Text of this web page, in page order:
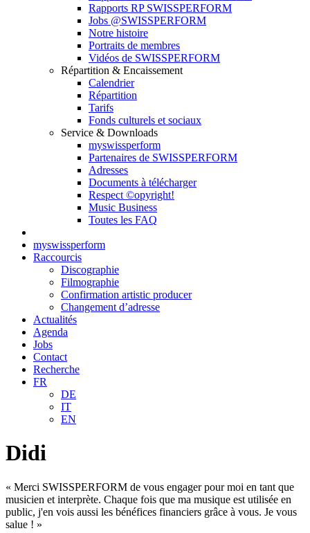
Rapports RP SWISSPERFORM
Jobs @SWISSPERFORM
Notre histoire
Portraits de membres
Vidéos de SWISSPERFORM
Répartition & Encaissement
Calendrier
Répartition
Tarifs
Fonds culturels et sociaux
Service & Downloads
myswissperform
Partenaires de SWISSPERFORM
Adresses
Documents à télécharger
Respect ©opyright!
Music Business
Toutes les FAQ
myswissperform
Raccourcis
Discographie
Filmographie
Confirmation artistic producer
Changement d’adresse
Actualités
Agenda
Jobs
Contact
Recherche
FR
DE
IT
EN
Didi
« Merci SWISSPERFORM de vous engager pour moi en tant que
musicien et interprète. Chaque fois que ma musique est utilisée en
public, j'en vois aussi les bénéfices financiers grâce à vous. Je vous
salue ! »